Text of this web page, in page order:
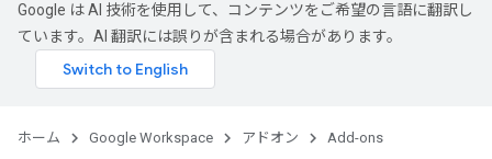
Google は AI 技術を使用して、コンテンツをご希望の言語に翻訳し
ています。AI 翻訳には誤りが含まれる場合があります。
ホーム Google Workspace アドオン Add-ons